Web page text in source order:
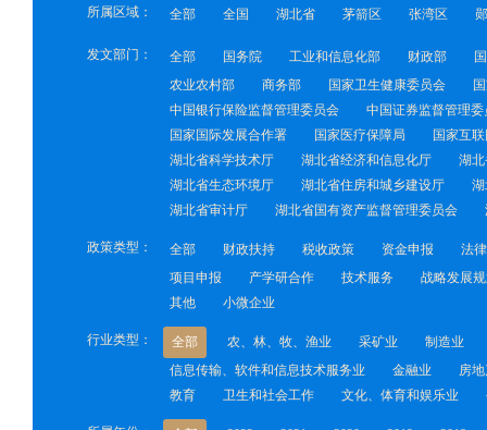
所属区域： 全部 全国 湖北省 茅箭区 张湾区
发文部门： 全部 国务院 工业和信息化部 财政部
农业农村部
商务部 国家卫生健康委员会
中国银行保险监督管理委员会
中国证券监督管理委
国家国际发展合作署
国家医疗保障局
国家互
湖北省科学技术厅
湖北省经济和信息化厅
湖
湖北省生态环境厅
湖北省住房和城乡建设厅
湖北省审计厅
湖北省国有资产监督管理委员会
政策类型： 全部 财政扶持 税收政策 资金申报
法
项目申报
产学研合作 技术服务
战略发展
其他
小微企业
行业类型： 全部 农、林、牧、渔业 采矿业
制造业
信息传输、软件和信息技术服务业
金融业
房
教育
卫生和社会工作 文化、体育和娱乐业